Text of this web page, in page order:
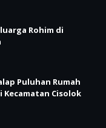
Rohim di
Puluhan Rumah
Cisolok